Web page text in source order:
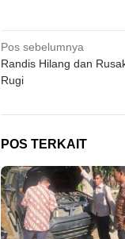
Navigasi
pos
Pos sebelumnya
Randis Hilang dan
Rugi
POS TERKAIT